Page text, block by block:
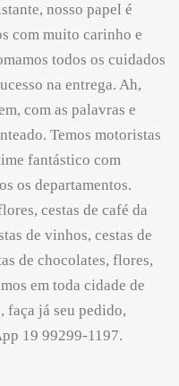
nosso papel é
com muito carinho e
todos os cuidados
na entrega. Ah,
com as palavras e
Temos motoristas
fantástico com
os departamentos.
cestas de café da
de vinhos, cestas de
de chocolates, flores,
em toda cidade de
faça já seu pedido,
19 99299-1197.